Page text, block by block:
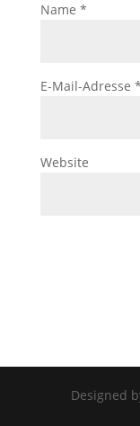
Name *
E-Mail-Adresse *
Website
Designed